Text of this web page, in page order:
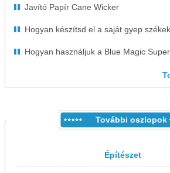
Javító Papír Cane Wicker
Hogyan készítsd el a saját gyep székek
Hogyan használjuk a Blue Magic
További oszlopok
Építészet